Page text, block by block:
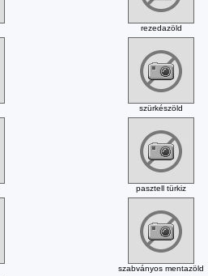
rezedazöld
szürkészöld
pasztell türkiz
szabványos mentazöld